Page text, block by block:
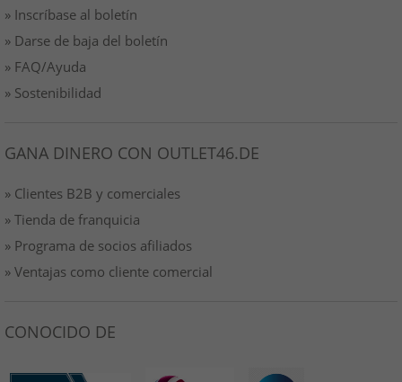
» Inscríbase al boletín
» Darse de baja del boletín
» FAQ/Ayuda
» Sostenibilidad
GANA DINERO CON OUTLET46.DE
» Clientes B2B y comerciales
» Tienda de franquicia
» Programa de socios afiliados
» Ventajas como cliente comercial
CONOCIDO DE